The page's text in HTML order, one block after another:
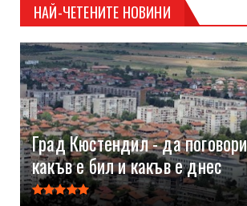
НАЙ-ЧЕТЕНИТЕ НОВИНИ
Град Кюстендил - да
какъв е бил и какъв е днес